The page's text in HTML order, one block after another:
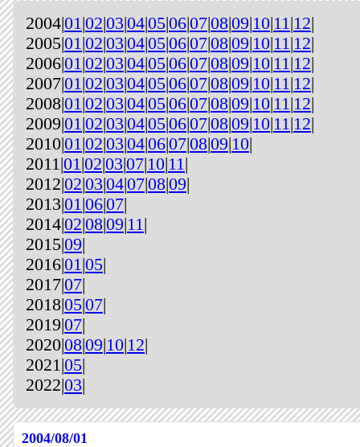
2004|01|02|03|04|05|06|07|08|09|10|11|12|
2005|01|02|03|04|05|06|07|08|09|10|11|12|
2006|01|02|03|04|05|06|07|08|09|10|11|12|
2007|01|02|03|04|05|06|07|08|09|10|11|12|
2008|01|02|03|04|05|06|07|08|09|10|11|12|
2009|01|02|03|04|05|06|07|08|09|10|11|12|
2010|01|02|03|04|06|07|08|09|10|
2011|01|02|03|07|10|11|
2012|02|03|04|07|08|09|
2013|01|06|07|
2014|02|08|09|11|
2015|09|
2016|01|05|
2017|07|
2018|05|07|
2019|07|
2020|08|09|10|12|
2021|05|
2022|03|
2004/08/01